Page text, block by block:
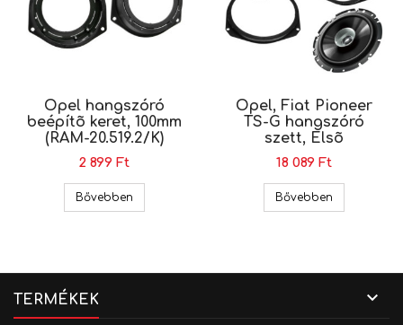
Opel hangszóró
beépítõ keret, 100mm
(RAM-20.519.2/K)
2 899 Ft
Bővebben Opel hangszóró beépítõ keret, 100mm (RAM-
Opel, Fiat Pioneer
TS-G hangszóró
szett, Elsõ
18 089 Ft
Bővebben
TERMÉKEK 